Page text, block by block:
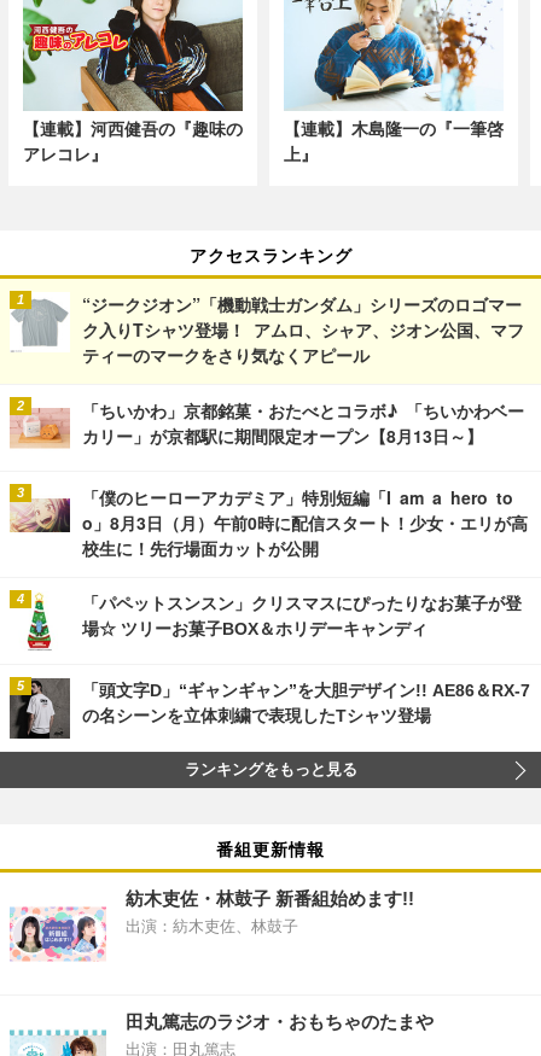
【連載】河西健吾の『趣味の
アレコレ』
【連載】木島隆一の『一筆啓
上』
アクセスランキング
“ジークジオン”「機動戦士ガンダム」シリーズのロゴマー
ク入りTシャツ登場！ アムロ、シャア、ジオン公国、マフ
ティーのマークをさり気なくアピール
「ちいかわ」京都銘菓・おたべとコラボ♪ 「ちいかわベー
カリー」が京都駅に期間限定オープン【8月13日～】
「僕のヒーローアカデミア」特別短編「I am a hero to
o」8月3日（月）午前0時に配信スタート！少女・エリが高
校生に！先行場面カットが公開
「パペットスンスン」クリスマスにぴったりなお菓子が登
場☆ ツリーお菓子BOX＆ホリデーキャンディ
「頭文字D」“ギャンギャン”を大胆デザイン!! AE86＆RX-7
の名シーンを立体刺繍で表現したTシャツ登場
ランキングをもっと見る
番組更新情報
紡木吏佐・林鼓子 新番組始めます!!
出演：紡木吏佐、林鼓子
田丸篤志のラジオ・おもちゃのたまや
出演：田丸篤志